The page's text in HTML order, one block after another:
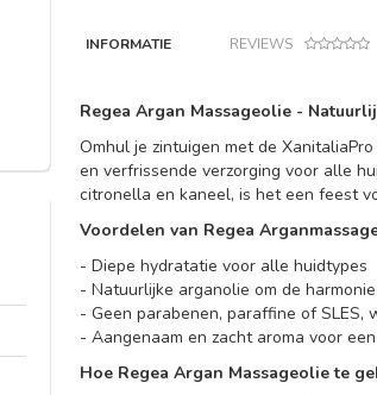
INFORMATIE REVIEWS
Regea Argan Massageolie -
Omhul je zintuigen met de
en verfrissende verzorging voor alle
citronella en kaneel, is het een feest
Voordelen van Regea
- Diepe hydratatie voor alle huidtypes
- Natuurlijke arganolie om de
- Geen parabenen, paraffine of
- Aangenaam en zacht aroma voor
Hoe Regea Argan Massageolie te